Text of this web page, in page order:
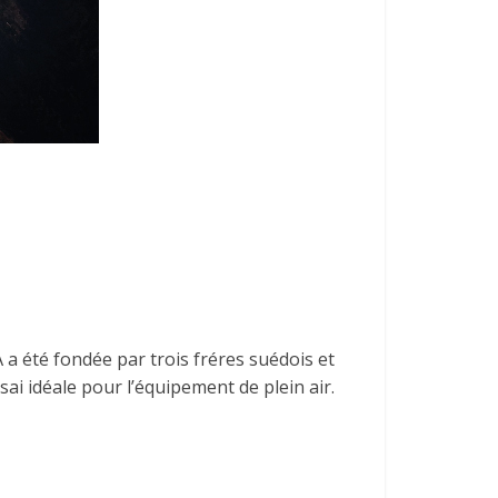
a été fondée par trois fréres suédois et
idéale pour l’équipement de plein air.